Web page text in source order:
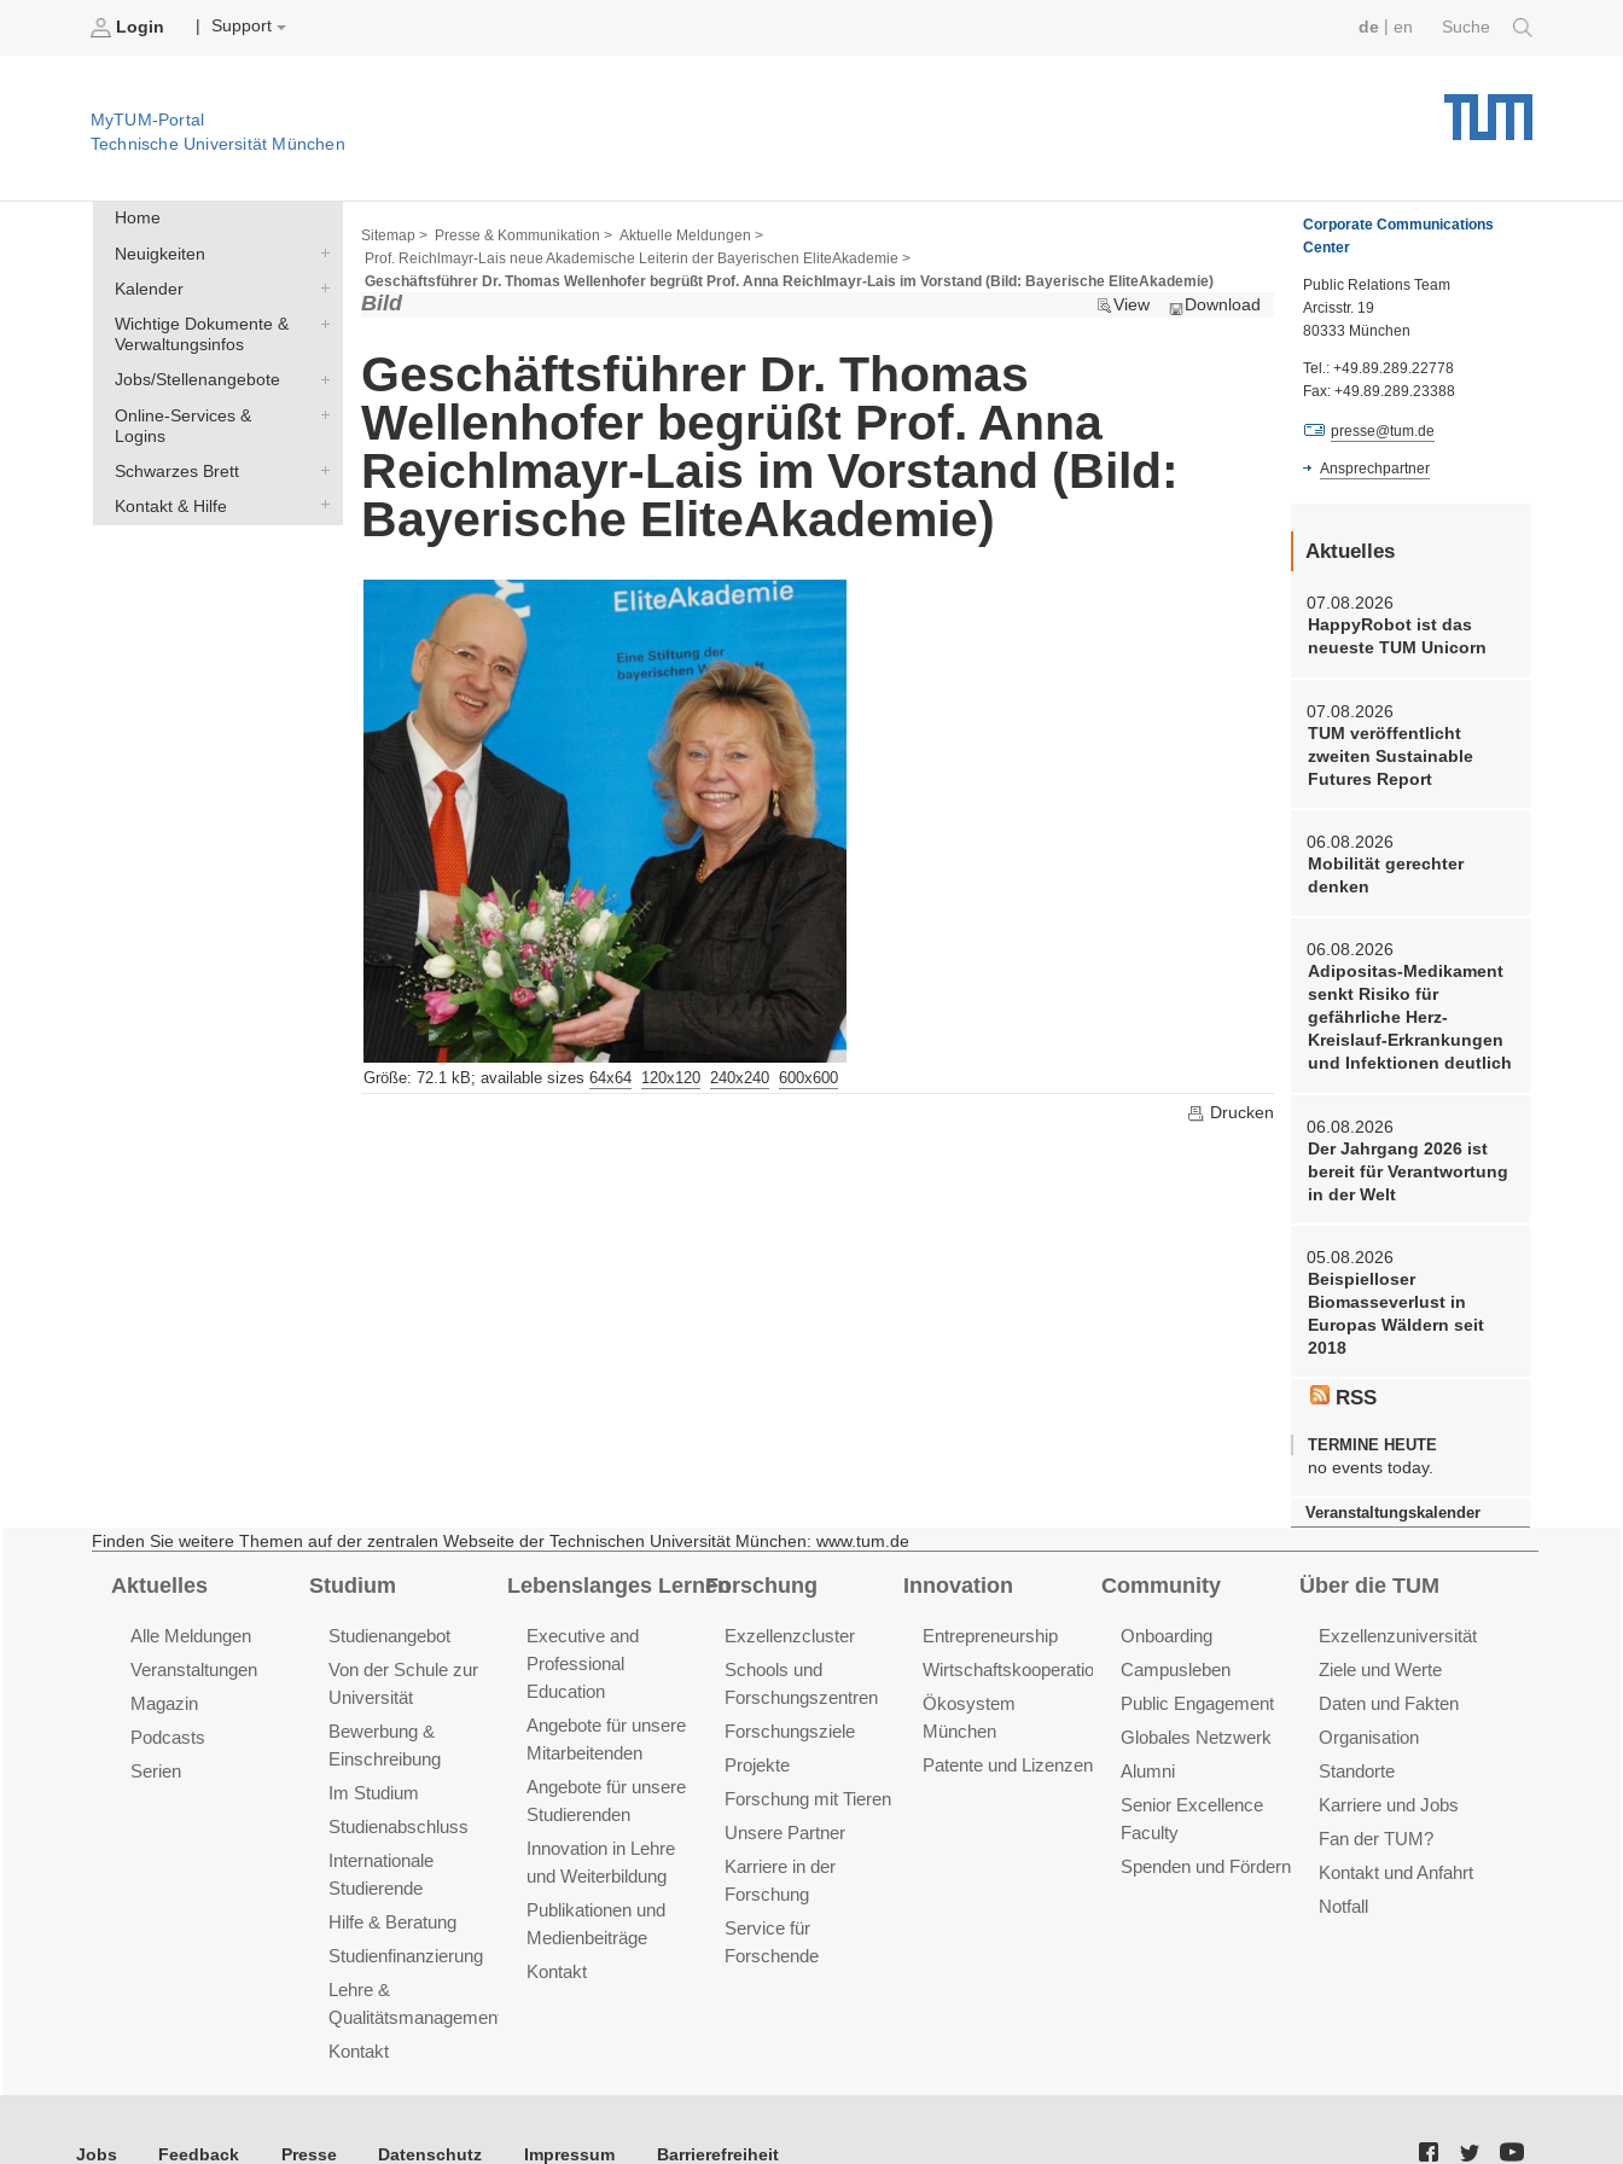
Login Support Suche
de en
MyTUM-Portal
Technische Universität München
Home
Neuigkeiten
Kalender
Wichtige Dokumente &
Verwaltungsinfos
Jobs/Stellenangebote
Online-Services &
Logins
Schwarzes Brett
Kontakt & Hilfe
Sitemap > Presse & Kommunikation > Aktuelle Meldungen >
Prof. Reichlmayr-Lais neue Akademische Leiterin der Bayerischen EliteAkademie >
Geschäftsführer Dr. Thomas Wellenhofer begrüßt Prof. Anna Reichlmayr-Lais im Vorstand (Bild: Bayerische EliteAkademie)
Bild View Download
Geschäftsführer Dr. Thomas
Wellenhofer begrüßt Prof. Anna
Reichlmayr-Lais im Vorstand (Bild:
Bayerische EliteAkademie)
Größe: 72.1 kB; available sizes 64x64 120x120 240x240 600x600
Drucken
Corporate Communications
Center
Public Relations Team
Arcisstr. 19
80333 München
Tel.: +49.89.289.22778
Fax: +49.89.289.23388
presse@tum.de
Ansprechpartner
Aktuelles
07.08.2026
HappyRobot ist das
neueste TUM Unicorn
07.08.2026
TUM veröffentlicht
zweiten Sustainable
Futures Report
06.08.2026
Mobilität gerechter
denken
06.08.2026
Adipositas-Medikament
senkt Risiko für
gefährliche Herz-
Kreislauf-Erkrankungen
und Infektionen deutlich
06.08.2026
Der Jahrgang 2026 ist
bereit für Verantwortung
in der Welt
05.08.2026
Beispielloser
Biomasseverlust in
Europas Wäldern seit
2018
RSS
TERMINE HEUTE
no events today.
Veranstaltungskalender
Finden Sie weitere Themen auf der zentralen Webseite der Technischen Universität München: www.tum.de
Aktuelles
Alle Meldungen
Veranstaltungen
Magazin
Podcasts
Serien
Studium
Studienangebot
Von der Schule zur
Universität
Bewerbung &
Einschreibung
Im Studium
Studienabschluss
Internationale
Studierende
Hilfe & Beratung
Studienfinanzierung
Lehre &
Qualitätsmanagement
Kontakt
Lebenslanges Lernen
Executive and
Professional
Education
Angebote für unsere
Mitarbeitenden
Angebote für unsere
Studierenden
Innovation in Lehre
und Weiterbildung
Publikationen und
Medienbeiträge
Kontakt
Forschung
Exzellenzcluster
Schools und
Forschungszentren
Forschungsziele
Projekte
Forschung mit Tieren
Unsere Partner
Karriere in der
Forschung
Service für
Forschende
Innovation
Entrepreneurship
Wirtschaftskooperationen
Ökosystem
München
Patente und Lizenzen
Community
Onboarding
Campusleben
Public Engagement
Globales Netzwerk
Alumni
Senior Excellence
Faculty
Spenden und Fördern
Über die TUM
Exzellenzuniversität
Ziele und Werte
Daten und Fakten
Organisation
Standorte
Karriere und Jobs
Fan der TUM?
Kontakt und Anfahrt
Notfall
Jobs Feedback Presse Datenschutz Impressum Barrierefreiheit